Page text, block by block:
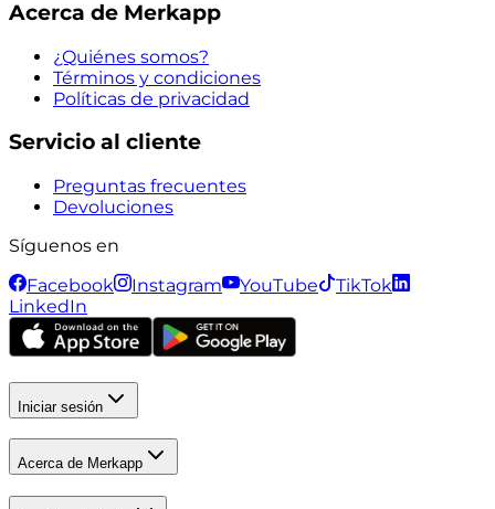
Acerca de Merkapp
¿Quiénes somos?
Términos y condiciones
Políticas de privacidad
Servicio al cliente
Preguntas frecuentes
Devoluciones
Síguenos en
Facebook
Instagram YouTube
TikTok
LinkedIn
Iniciar sesión
Acerca de Merkapp